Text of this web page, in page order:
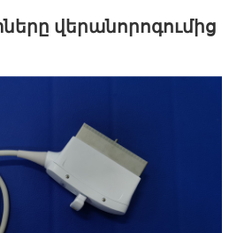
վերանորոգումից